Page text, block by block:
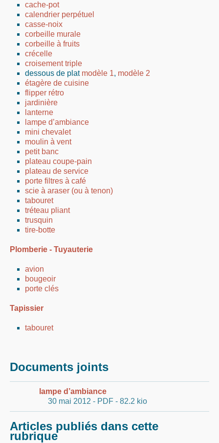
cache-pot
calendrier perpétuel
casse-noix
corbeille murale
corbeille à fruits
crécelle
croisement triple
dessous de plat modèle 1, modèle 2
étagère de cuisine
flipper rétro
jardinière
lanterne
lampe d’ambiance
mini chevalet
moulin à vent
petit banc
plateau coupe-pain
plateau de service
porte filtres à café
scie à araser (ou à tenon)
tabouret
tréteau pliant
trusquin
tire-botte
Plomberie - Tuyauterie
avion
bougeoir
porte clés
Tapissier
tabouret
Documents joints
lampe d’ambiance
30 mai 2012 - PDF - 82.2 kio
Articles publiés dans cette
rubrique